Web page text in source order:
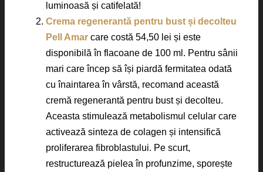
luminoasă și catifelată!
Crema regenerantă pentru bust și decolteu
Pell Amar care costă 54,50 lei și este
disponibilă în flacoane de 100 ml. Pentru sânii
mari care încep să își piardă fermitatea odată
cu înaintarea în vârstă, recomand această
cremă regenerantă pentru bust și decolteu.
Aceasta stimulează metabolismul celular care
activează sinteza de colagen și intensifică
proliferarea fibroblastului. Pe scurt,
restructurează pielea în profunzime, sporește